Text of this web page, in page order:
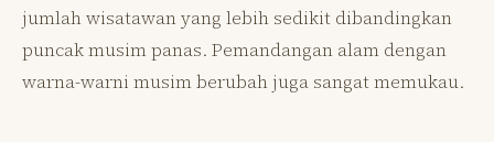
jumlah wisatawan yang lebih sedikit dibandingkan
puncak musim panas. Pemandangan alam dengan
warna-warni musim berubah juga sangat memukau.